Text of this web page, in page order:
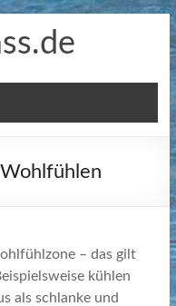
– das gilt
kühlen
als schlanke und